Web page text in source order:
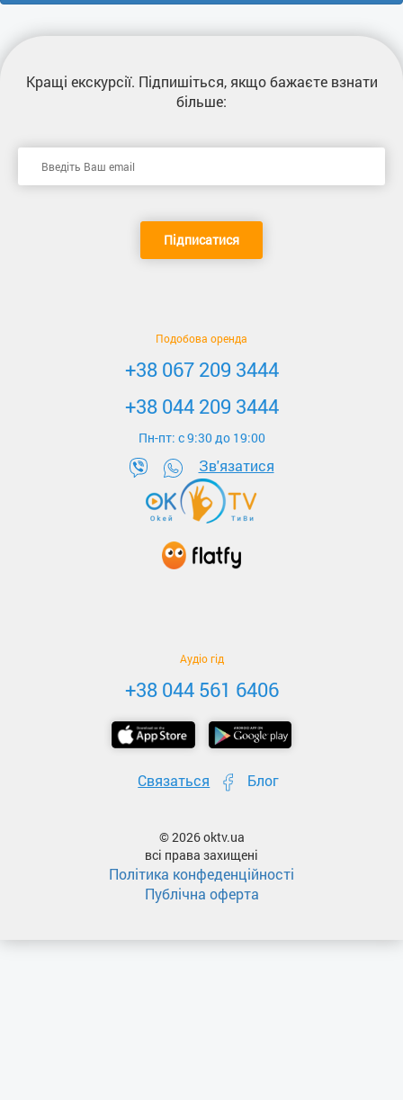
Кращі екскурсії. Підпишіться, якщо бажаєте взнати
більше:
Підписатися
Подобова оренда
+38 067 209 3444
+38 044 209 3444
Пн-пт: c 9:30 до 19:00
Зв'язатися
Аудіо гід
+38 044 561 6406
Связаться Блог
© 2026 oktv.ua
всі права захищені
Політика конфеденційності
Публічна оферта